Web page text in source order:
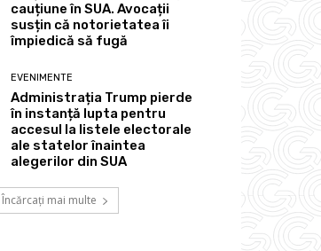
cauțiune în SUA. Avocații
susțin că notorietatea îi
împiedică să fugă
EVENIMENTE
Administrația Trump pierde
în instanță lupta pentru
accesul la listele electorale
ale statelor înaintea
alegerilor din SUA
Încărcați mai multe